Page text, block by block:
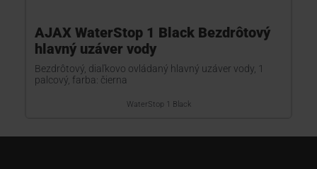
AJAX WaterStop 1 Black Bezdrôtový
hlavný uzáver vody
Bezdrôtový, diaľkovo ovládaný hlavný uzáver vody, 1
palcový, farba: čierna
WaterStop 1 Black